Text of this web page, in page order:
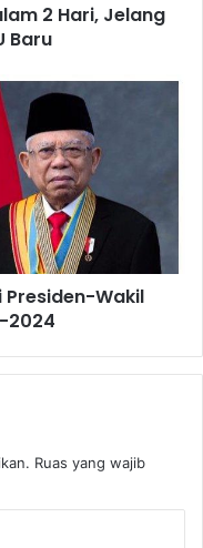
2 Hari, Jelang
Baru
Wakil
2024
Ruas yang wajib